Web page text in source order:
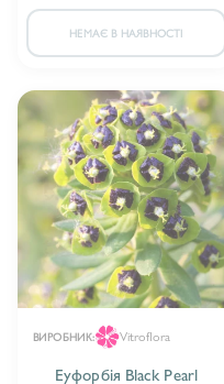
ВЕРБАСКУМ/
ВЕРБЕНА / VERBENA
ВЕРОНІКА/
ВІОЛА/VIOLA 3
ГEЛІАНТЕМУМ/
ГАУРА/GAURA 36
ГЕЙХЕРЕЛА/
ГЕЛЕНІУМ/HELENIUM
НЕМАЄ В НАЯВНОСТІ
ВИРОБНИК: Vitroflora
Еуфорбія Black Pearl